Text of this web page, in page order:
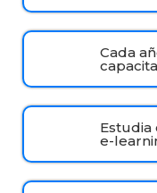
Cada
Estudia
e-